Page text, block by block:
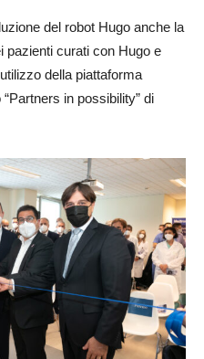
del robot Hugo anche la
pazienti curati con Hugo e
della piattaforma
in possibility” di